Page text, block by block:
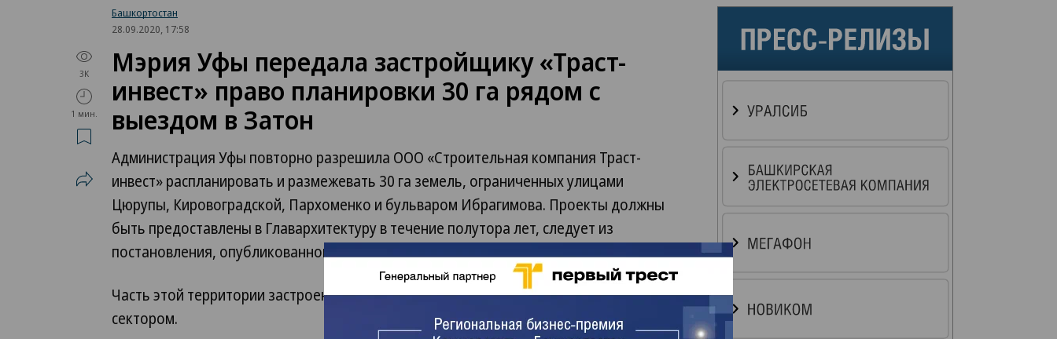
Башкортостан
28.09.2020, 17:58
3K
1 мин.
Мэрия Уфы передала застройщику «Траст-
инвест» право планировки 30 га рядом с
выездом в Затон
Администрация Уфы повторно разрешила ООО «Строительная компания Траст-
инвест» распланировать и размежевать 30 га земель, ограниченных улицами
Цюрупы, Кировоградской, Пархоменко и бульваром Ибрагимова. Проекты должны
быть предоставлены в Главархитектуру в течение полутора лет, следует из
постановления, опубликованного на официальном сайте мэрии.
Часть этой территории застроена многоэтажными домами, частично — частным
сектором.